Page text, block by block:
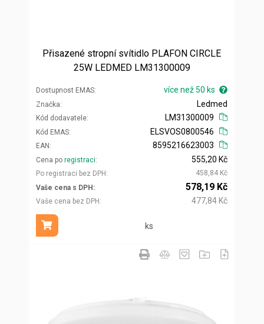
Přisazené stropní svítidlo PLAFON CIRCLE
25W LEDMED LM31300009
Dostupnost EMAS více než 50 ks
Značka
Kód dodavatele
Ledmed
LM31300009
Kód EMAS
EAN
ELSVOS0800546
8595216623003
Cena po registraci
Po registraci bez DPH
555,20 Kč
458,84 Kč
Vaše cena s DPH
Vaše cena bez DPH
578,19 Kč
477,84 Kč
ks
Přidat do košíku